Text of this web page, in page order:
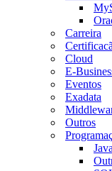
Carreira
Cloud
E-
Eventos
Exadata
Outros
Java